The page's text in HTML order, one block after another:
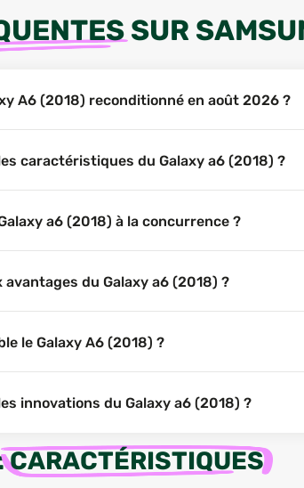
SUR
A6 (2018) reconditionné en août 2026 ?
caractéristiques du Galaxy a6 (2018) ?
a6 (2018) à la concurrence ?
du Galaxy a6 (2018) ?
le Galaxy A6 (2018) ?
innovations du Galaxy a6 (2018) ?
CARACTÉRISTIQUES